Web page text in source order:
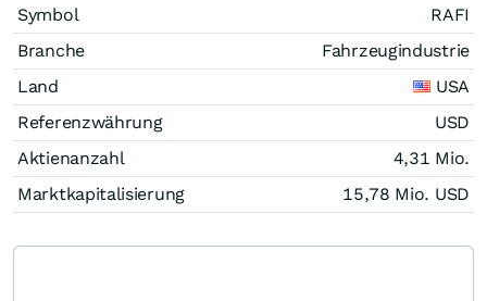
Symbol
RAFI
Branche
Fahrzeugindustrie
Land
USA
Referenzwährung
USD
Aktienanzahl
4,31 Mio.
Marktkapitalisierung
15,78 Mio. USD